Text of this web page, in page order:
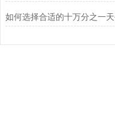
如何选择合适的十万分之一天